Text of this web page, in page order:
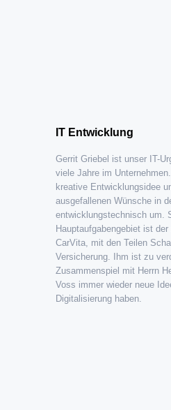
IT Entwicklung
Gerrit Griebel ist unser IT-
viele Jahre im
kreative Entwicklungsidee
ausgefallenen Wünsche in
entwicklungstechnisch um.
Hauptaufgabengebiet ist der
CarVita, mit den Teilen
Versicherung. Ihm ist zu
Zusammenspiel mit Herrn
Voss immer wieder neue
Digitalisierung haben.